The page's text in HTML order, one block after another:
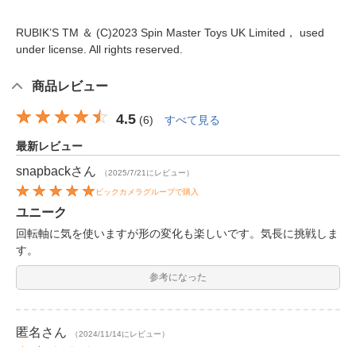
RUBIK’S TM ＆ (C)2023 Spin Master Toys UK Limited， used
under license. All rights reserved.
商品レビュー
4.5 (6) すべて見る
最新レビュー
snapbackさん （2025/7/21にレビュー）
ビックカメラグループで購入
ユニーク
回転軸に気を使いますが形の変化も楽しいです。気長に挑戦しま
す。
参考になった
匿名 さん （2024/11/14にレビュー）